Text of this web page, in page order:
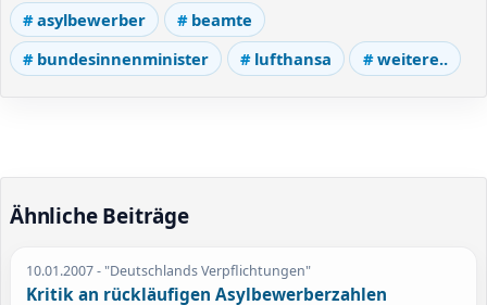
asylbewerber
beamte
bundesinnenminister
lufthansa weitere..
Ähnliche Beiträge
10.01.2007- "Deutschlands Verpflichtungen"
Kritik an rückläufigen Asylbewerberzahlen